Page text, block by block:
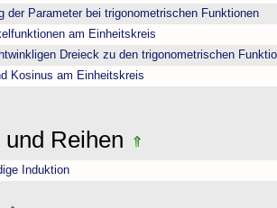
der Parameter bei trigonometrischen Funktionen
am Einheitskreis
Dreieck zu den trigonometrischen
Kosinus am Einheitskreis
und Reihen
Induktion